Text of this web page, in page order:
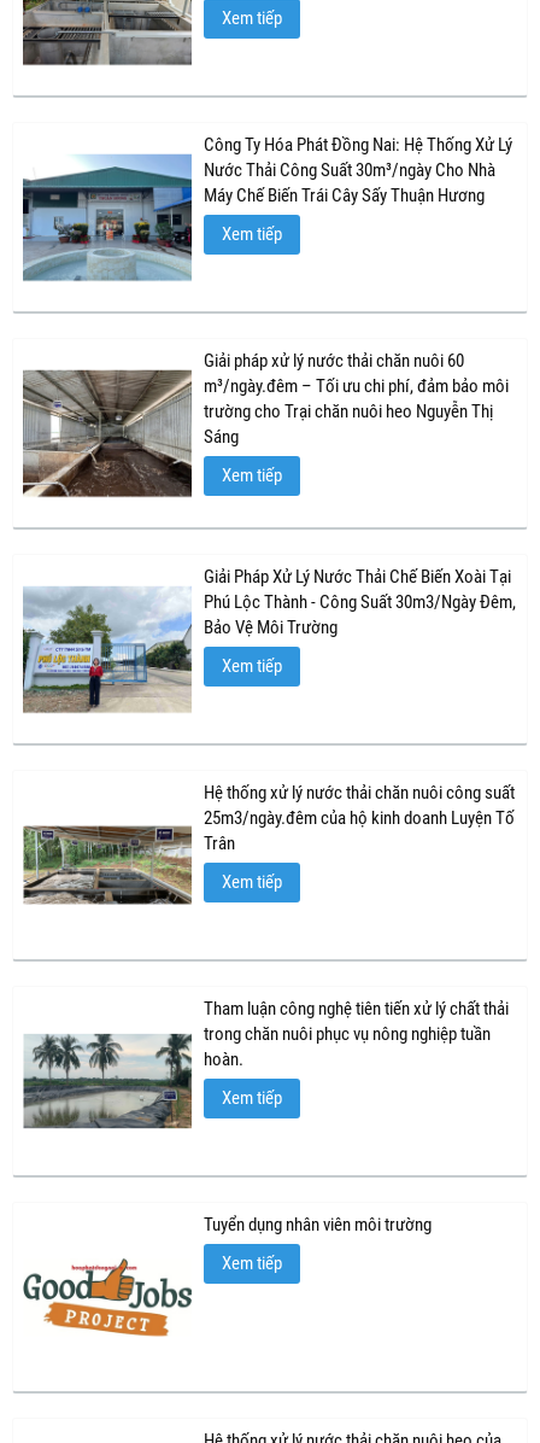
Xem tiếp
Công Ty Hóa Phát Đồng Nai: Hệ Thống Xử Lý
Nước Thải Công Suất 30m³/ngày Cho Nhà
Máy Chế Biến Trái Cây Sấy Thuận Hương
Xem tiếp
Giải pháp xử lý nước thải chăn nuôi 60
m³/ngày.đêm – Tối ưu chi phí, đảm bảo môi
trường cho Trại chăn nuôi heo Nguyễn Thị
Sáng
Xem tiếp
Giải Pháp Xử Lý Nước Thải Chế Biến Xoài Tại
Phú Lộc Thành - Công Suất 30m3/Ngày Đêm,
Bảo Vệ Môi Trường
Xem tiếp
Hệ thống xử lý nước thải chăn nuôi công suất
25m3/ngày.đêm của hộ kinh doanh Luyện Tố
Trân
Xem tiếp
Tham luận công nghệ tiên tiến xử lý chất thải
trong chăn nuôi phục vụ nông nghiệp tuần
hoàn.
Xem tiếp
Tuyển dụng nhân viên môi trường
Xem tiếp